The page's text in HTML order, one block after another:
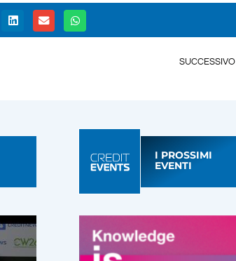
SUCCESSIVO
I PROSSIMI
EVENTI